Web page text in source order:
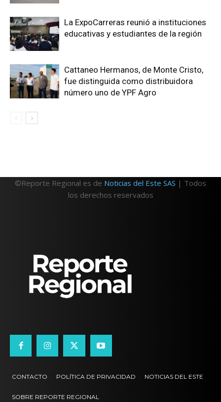
La ExpoCarreras reunió a instituciones
educativas y estudiantes de la región
Cattaneo Hermanos, de Monte Cristo,
fue distinguida como distribuidora
número uno de YPF Agro
©Reporte Regional es de Noticias del Este SAS | Todos
los derechos reservados
CONTACTO POLÍTICA DE PRIVACIDAD NOTICIAS DEL ESTE
SOBRE REPORTE REGIONAL